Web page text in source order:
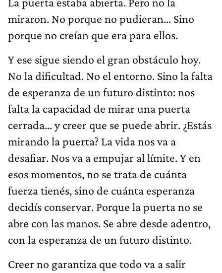
miraron. No porque no pudieran… Sino
porque no creían que era para ellos.
Y ese sigue siendo el gran obstáculo hoy.
No la dificultad. No el entorno. Sino la falta
de esperanza de un futuro distinto: nos
falta la capacidad de mirar una puerta
cerrada… y creer que se puede abrir. ¿Estás
mirando la puerta? La vida nos va a
desafiar. Nos va a empujar al límite. Y en
esos momentos, no se trata de cuánta
fuerza tienés, sino de cuánta esperanza
decidís conservar. Porque la puerta no se
abre con las manos. Se abre desde adentro,
con la esperanza de un futuro distinto.
Creer no garantiza que todo va a salir